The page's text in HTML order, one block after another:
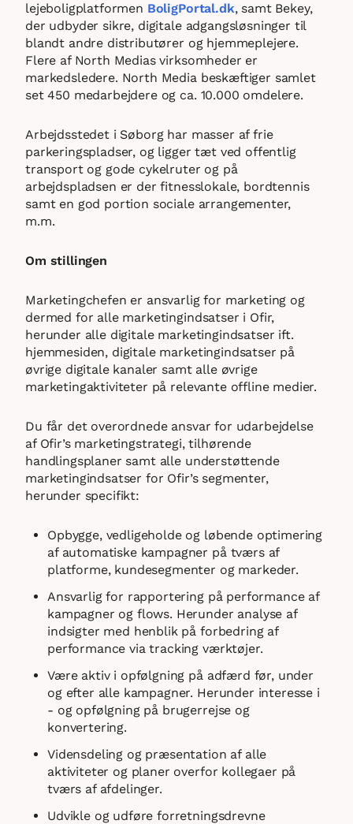
lejeboligplatformen BoligPortal.dk, samt Bekey,
der udbyder sikre, digitale adgangsløsninger til
blandt andre distributører og hjemmeplejere.
Flere af North Medias virksomheder er
markedsledere. North Media beskæftiger samlet
set 450 medarbejdere og ca. 10.000 omdelere.
Arbejdsstedet i Søborg har masser af frie
parkeringspladser, og ligger tæt ved offentlig
transport og gode cykelruter og på
arbejdspladsen er der fitnesslokale, bordtennis
samt en god portion sociale arrangementer,
m.m.
Om stillingen
Marketingchefen er ansvarlig for marketing og
dermed for alle marketingindsatser i Ofir,
herunder alle digitale marketingindsatser ift.
hjemmesiden, digitale marketingindsatser på
øvrige digitale kanaler samt alle øvrige
marketingaktiviteter på relevante offline medier.
Du får det overordnede ansvar for udarbejdelse
af Ofir’s marketingstrategi, tilhørende
handlingsplaner samt alle understøttende
marketingindsatser for Ofir’s segmenter,
herunder specifikt:
Opbygge, vedligeholde og løbende optimering
af automatiske kampagner på tværs af
platforme, kundesegmenter og markeder.
Ansvarlig for rapportering på performance af
kampagner og flows. Herunder analyse af
indsigter med henblik på forbedring af
performance via tracking værktøjer.
Være aktiv i opfølgning på adfærd før, under
og efter alle kampagner. Herunder interesse i
- og opfølgning på brugerrejse og
konvertering.
Vidensdeling og præsentation af alle
aktiviteter og planer overfor kollegaer på
tværs af afdelinger.
Udvikle og udføre forretningsdrevne